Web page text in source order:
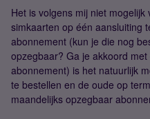
Het is volgens mij niet
simkaarten op één aansluiting
abonnement (kun je die nog
opzegbaar? Ga je akkoord
abonnement) is het natuurlijk
te bestellen en de oude op
maandelijks opzegbaar